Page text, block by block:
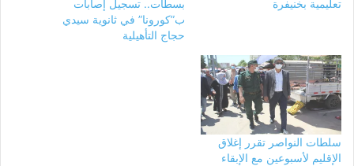
تعليمية بخنيفرة
بسطات.. تسجيل إصابات
ب”كورونا” في ثانوية سيدي
حجاج التأهيلية
سلطات النواصر تقرر إغلاق
الإقليم لأسبوعين مع الإبقاء